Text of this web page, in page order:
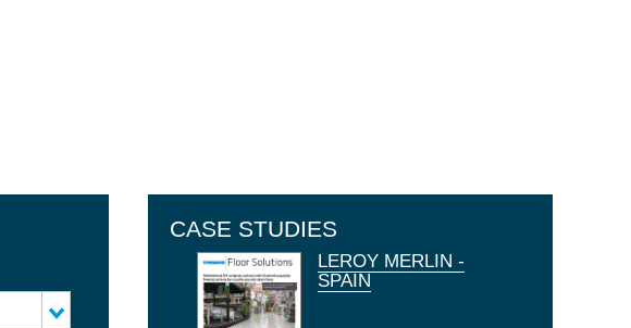
CASE STUDIES
LEROY MERLIN -
SPAIN